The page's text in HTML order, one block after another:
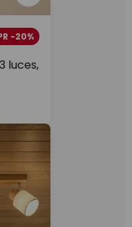
luces,
-20%